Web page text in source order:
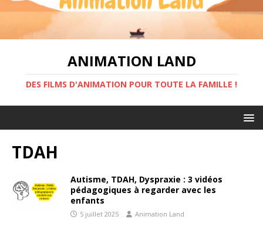
ANIMATION LAND
DES FILMS D'ANIMATION POUR TOUTE LA FAMILLE !
TDAH
Autisme, TDAH, Dyspraxie : 3 vidéos
pédagogiques à regarder avec les
enfants
5 juillet 2025 Animation Land